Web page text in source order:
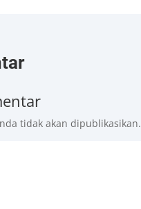
tidak akan dipublikasikan.